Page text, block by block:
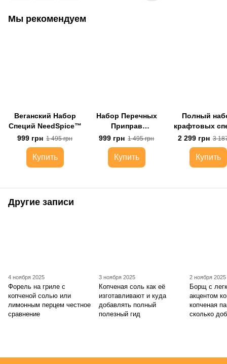
Мы рекомендуем
Веганский Набор
Специй NeedSpice™
999 грн 1 495 грн
Купить
Набор Перечных
Приправ
NeedSpice™
999 грн 1 495 грн
Купить
Полный
крафтовых
органайзером
баночек
2 299 грн 3
Купить
Другие записи
4 ноября 2025
Форель на гриле с
копченой солью или
лимонным перцем честное
сравнение
3 ноября 2025
Копченая соль как её
изготавливают и куда
добавлять полный
полезный гид
2 ноября 2025
Борщ с
акцентом
копченая
сколько